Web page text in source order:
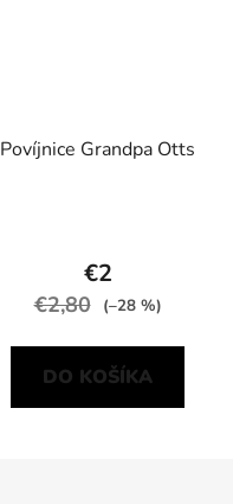
Povíjnice Grandpa Otts
€2
€2,80 (–28 %)
DO KOŠÍKA